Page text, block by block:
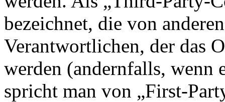
bezeichnet, die von
Verantwortlichen, der das
werden (andernfalls, wenn
spricht man von „First-